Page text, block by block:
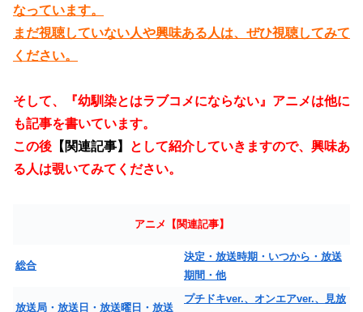
なっています。
まだ視聴していない人や興味ある人は、ぜひ視聴してみて
ください。
そして、『幼馴染とはラブコメにならない』アニメは他に
も記事を書いています。
この後 【関連記事】
として紹介していきますので、興味あ
る人は覗いてみてください。
アニメ【関連記事】
総合
決定・放送時期・いつから・放送
期間・他
放送局・放送日・放送曜日・放送
プチドキver.、オンエアver.、見放